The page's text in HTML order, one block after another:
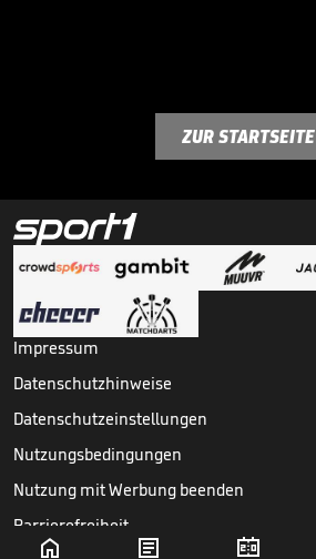
  
ZUR STARTSEITE
Impressum
Datenschutzhinweise
Datenschutzeinstellungen
Nutzungsbedingungen
Nutzung mit Werbung beenden
Barrierefreiheit